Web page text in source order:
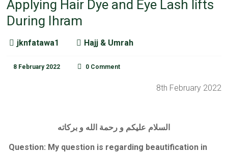
Applying Hair Dye and Eye Lash lifts
During Ihram
jknfatawa1 Hajj & Umrah
8 February 2022 0 Comment
8th February 2022
السلام عليكم و رحمة الله و بركاته
Question: My question is regarding beautification in